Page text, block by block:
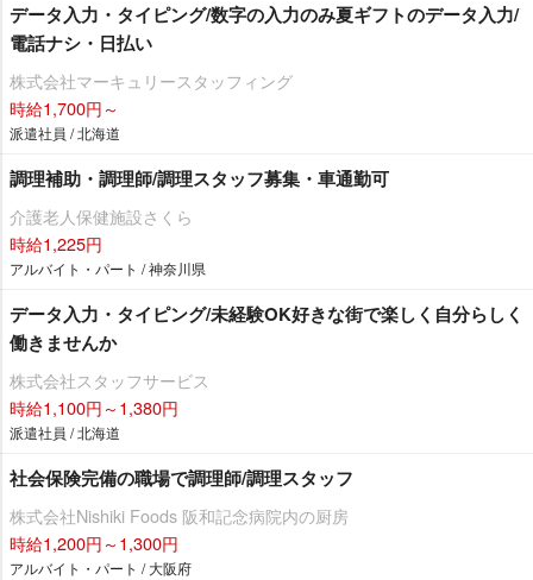
データ入力・タイピング/数字の入力のみ夏ギフトのデータ入力/
電話ナシ・日払い
株式会社マーキュリースタッフィング
時給1,700円～
派遣社員 / 北海道
調理補助・調理師/調理スタッフ募集・車通勤可
介護老人保健施設さくら
時給1,225円
アルバイト・パート / 神奈川県
データ入力・タイピング/未経験OK好きな街で楽しく自分らしく
働きませんか
株式会社スタッフサービス
時給1,100円～1,380円
派遣社員 / 北海道
社会保険完備の職場で調理師/調理スタッフ
株式会社Nishiki Foods 阪和記念病院内の厨房
時給1,200円～1,300円
アルバイト・パート / 大阪府